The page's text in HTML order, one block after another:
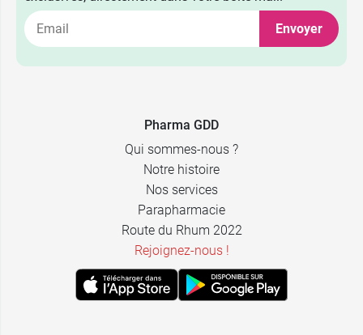
Envoyer
Pharma GDD
Qui sommes-nous ?
Notre histoire
Nos services
Parapharmacie
Route du Rhum 2022
Rejoignez-nous !